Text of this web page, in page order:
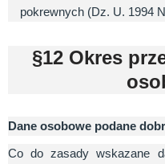
pokrewnych (Dz. U. 1994
§12 Okres
Dane osobowe podane
Co do zasady wskazane